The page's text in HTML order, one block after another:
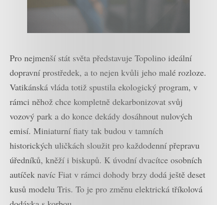
Pro nejmenší stát světa představuje Topolino ideální
dopravní prostředek, a to nejen kvůli jeho malé rozloze.
Vatikánská vláda totiž spustila ekologický program, v
rámci něhož chce kompletně dekarbonizovat svůj
vozový park a do konce dekády dosáhnout nulových
emisí. Miniaturní fiaty tak budou v tamních
historických uličkách sloužit pro každodenní přepravu
úředníků, kněží i biskupů. K úvodní dvacítce osobních
autíček navíc Fiat v rámci dohody brzy dodá ještě deset
kusů modelu Tris. To je pro změnu elektrická tříkolová